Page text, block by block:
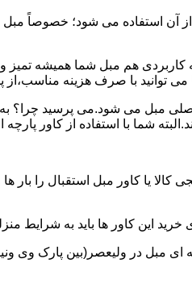
آن استفاده می شود؛ خصوصاً
کاربردی هم مبل شما همیشه
توانید با صرف هزینه
اصلی مبل می شود.می پرسید
شما با استفاده از کاور
یا کاور مبل استقبال را بار
این کاور ها باید به شرایط
ای مبل در ولیعصر(بین پارک وی